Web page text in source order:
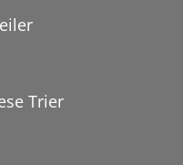
Trier